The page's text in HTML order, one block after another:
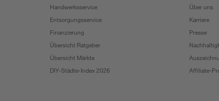
Handwerksservice
Entsorgungsservice
Finanzierung
Übersicht Ratgeber
Übersicht Märkte
DIY-Städte-Index 2026
Über uns
Karriere
Presse
Affiliate-